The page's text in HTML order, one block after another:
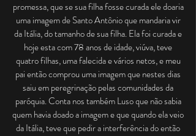
promessa, que se sua filha fosse curada ele doaria
uma imagem de Santo Antônio que mandaria vir
da Itália, do tamanho de sua filha. Ela foi curada e
hoje esta com 78 anos de idade, viúva, teve
quatro filhas, uma falecida e vários netos, e meu
pai então comprou uma imagem que nestes dias
saiu em peregrinação pelas comunidades da
paróquia. Conta nos também Luso que não sabia
quem havia doado a imagem e que quando ela veio
da Itália, teve que pedir a interferência do então